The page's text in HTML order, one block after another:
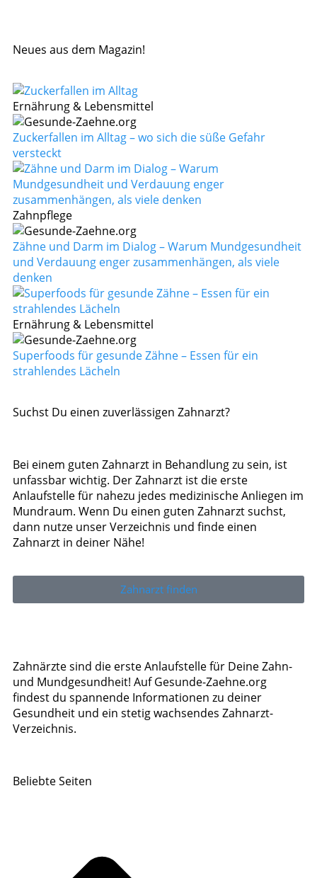
Neues aus dem Magazin!
Ernährung & Lebensmittel
Zuckerfallen im Alltag – wo sich die süße Gefahr
versteckt
Zahnpflege
Zähne und Darm im Dialog – Warum Mundgesundheit
und Verdauung enger zusammenhängen, als viele
denken
Ernährung & Lebensmittel
Superfoods für gesunde Zähne – Essen für ein
strahlendes Lächeln
Suchst Du einen zuverlässigen Zahnarzt?
Bei einem guten Zahnarzt in Behandlung zu sein, ist
unfassbar wichtig. Der Zahnarzt ist die erste
Anlaufstelle für nahezu jedes medizinische Anliegen im
Mundraum. Wenn Du einen guten Zahnarzt suchst,
dann nutze unser Verzeichnis und finde einen
Zahnarzt in deiner Nähe!
Zahnarzt finden
Zahnärzte sind die erste Anlaufstelle für Deine Zahn-
und Mundgesundheit! Auf Gesunde-Zaehne.org
findest du spannende Informationen zu deiner
Gesundheit und ein stetig wachsendes Zahnarzt-
Verzeichnis.
Beliebte Seiten